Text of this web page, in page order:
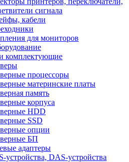
сигнала
кабели
для мониторов
комплектующие
процессоры
материнские платы
память
корпуса
HDD
SSD
опции
БП
адаптеры
устройства, DAS-устройства